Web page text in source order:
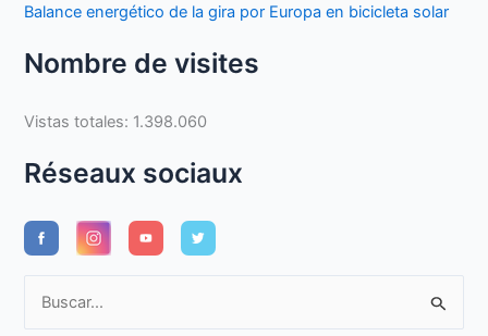
Balance energético de la gira por Europa en bicicleta solar
Nombre de visites
Vistas totales: 1.398.060
Réseaux sociaux